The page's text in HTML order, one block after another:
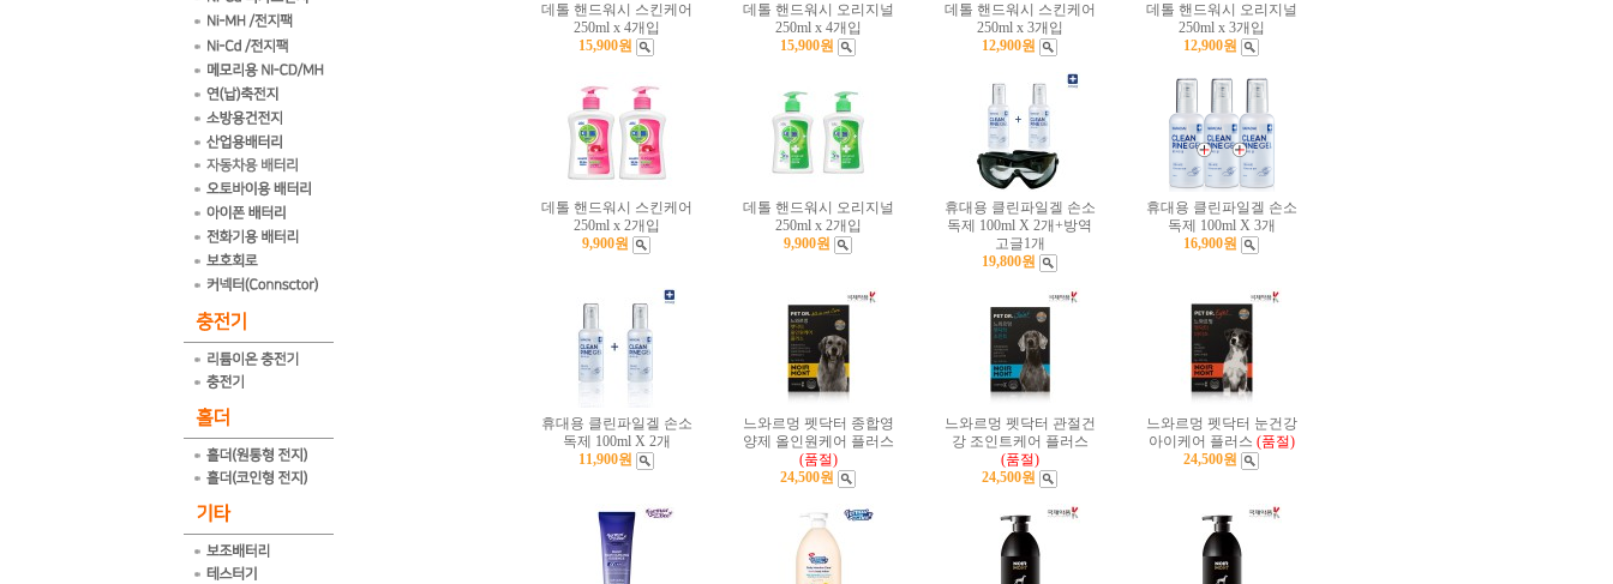
데톨 핸드워시 스킨케어
250ml x 4개입
15,900원
데톨 핸드워시 오리지널
250ml x 4개입
15,900원
데톨 핸드워시 스킨케어
250ml x 3개입
12,900원
데톨 핸드워시 오리지널
250ml x 3개입
12,900원
데톨 핸드워시 스킨케어
250ml x 2개입
9,900원
데톨 핸드워시 오리지널
250ml x 2개입
9,900원
휴대용 클린파일겔 손소
독제 100ml X 2개+방역
고글1개
19,800원
휴대용 클린파일겔 손소
독제 100ml X 3개
16,900원
휴대용 클린파일겔 손소
독제 100ml X 2개
11,900원
느와르멍 펫닥터 종합영
양제 올인원케어 플러스
(품절)
24,500원
느와르멍 펫닥터 관절건
강 조인트케어 플러스
(품절)
24,500원
느와르멍 펫닥터 눈건강
아이케어 플러스 (품절)
24,500원